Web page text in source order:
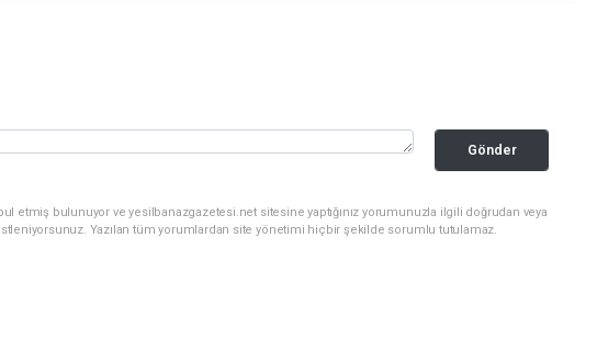
Gönder
etmiş bulunuyor ve yesilbanazgazetesi.net sitesine yaptığınız yorumunuzla ilgili doğrudan veya
Yazılan tüm yorumlardan site yönetimi hiçbir şekilde sorumlu tutulamaz.